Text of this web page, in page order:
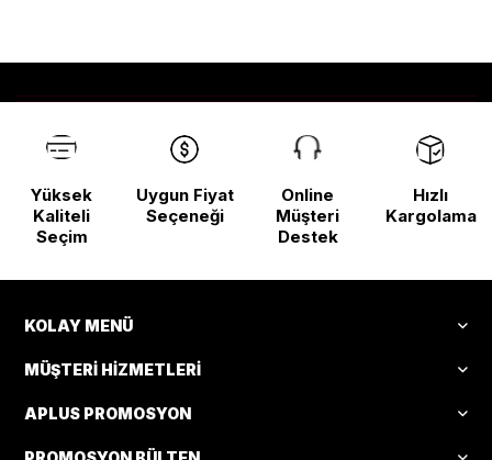
Yüksek
Kaliteli
Seçim
Uygun Fiyat
Seçeneği
Online
Müşteri
Destek
Hızlı
Kargolama
KOLAY MENÜ
MÜŞTERI HIZMETLERI
APLUS PROMOSYON